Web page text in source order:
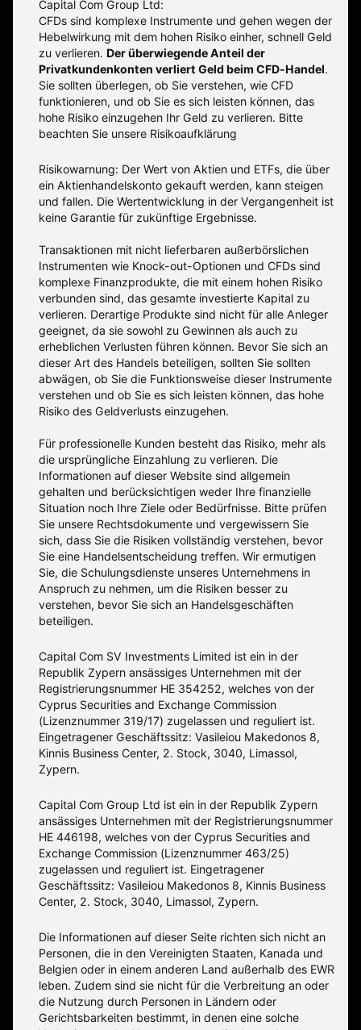
Capital Com Group Ltd:
CFDs sind komplexe Instrumente und gehen wegen der
Hebelwirkung mit dem hohen Risiko einher, schnell Geld
zu verlieren. Der überwiegende Anteil der
Privatkundenkonten verliert Geld beim CFD-Handel.
Sie sollten überlegen, ob Sie verstehen, wie CFD
funktionieren, und ob Sie es sich leisten können, das
hohe Risiko einzugehen Ihr Geld zu verlieren. Bitte
beachten Sie unsere Risikoaufklärung
Risikowarnung: Der Wert von Aktien und ETFs, die über
ein Aktienhandelskonto gekauft werden, kann steigen
und fallen. Die Wertentwicklung in der Vergangenheit ist
keine Garantie für zukünftige Ergebnisse.
Transaktionen mit nicht lieferbaren außerbörslichen
Instrumenten wie Knock-out-Optionen und CFDs sind
komplexe Finanzprodukte, die mit einem hohen Risiko
verbunden sind, das gesamte investierte Kapital zu
verlieren. Derartige Produkte sind nicht für alle Anleger
geeignet, da sie sowohl zu Gewinnen als auch zu
erheblichen Verlusten führen können. Bevor Sie sich an
dieser Art des Handels beteiligen, sollten Sie sollten
abwägen, ob Sie die Funktionsweise dieser Instrumente
verstehen und ob Sie es sich leisten können, das hohe
Risiko des Geldverlusts einzugehen.
Für professionelle Kunden besteht das Risiko, mehr als
die ursprüngliche Einzahlung zu verlieren. Die
Informationen auf dieser Website sind allgemein
gehalten und berücksichtigen weder Ihre finanzielle
Situation noch Ihre Ziele oder Bedürfnisse. Bitte prüfen
Sie unsere Rechtsdokumente und vergewissern Sie
sich, dass Sie die Risiken vollständig verstehen, bevor
Sie eine Handelsentscheidung treffen. Wir ermutigen
Sie, die Schulungsdienste unseres Unternehmens in
Anspruch zu nehmen, um die Risiken besser zu
verstehen, bevor Sie sich an Handelsgeschäften
beteiligen.
Capital Com SV Investments Limited ist ein in der
Republik Zypern ansässiges Unternehmen mit der
Registrierungsnummer HE 354252, welches von der
Cyprus Securities and Exchange Commission
(Lizenznummer 319/17) zugelassen und reguliert ist.
Eingetragener Geschäftssitz: Vasileiou Makedonos 8,
Kinnis Business Center, 2. Stock, 3040, Limassol,
Zypern.
Capital Com Group Ltd ist ein in der Republik Zypern
ansässiges Unternehmen mit der Registrierungsnummer
ΗΕ 446198, welches von der Cyprus Securities and
Exchange Commission (Lizenznummer 463/25)
zugelassen und reguliert ist. Eingetragener
Geschäftssitz: Vasileiou Makedonos 8, Kinnis Business
Center, 2. Stock, 3040, Limassol, Zypern.
Die Informationen auf dieser Seite richten sich nicht an
Personen, die in den Vereinigten Staaten, Kanada und
Belgien oder in einem anderen Land außerhalb des EWR
leben. Zudem sind sie nicht für die Verbreitung an oder
die Nutzung durch Personen in Ländern oder
Gerichtsbarkeiten bestimmt, in denen eine solche